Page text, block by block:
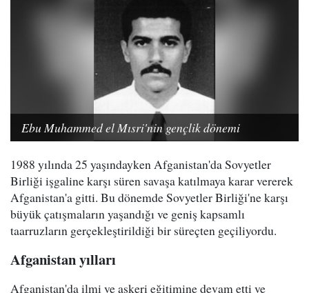
Ebu Muhammed el Mısri'nin gençlik dönemi
1988 yılında 25 yaşındayken Afganistan'da Sovyetler
Birliği işgaline karşı süren savaşa katılmaya karar vererek
Afganistan'a gitti. Bu dönemde Sovyetler Birliği'ne karşı
büyük çatışmaların yaşandığı ve geniş kapsamlı
taarruzların gerçekleştirildiği bir süreçten geçiliyordu.
Afganistan yılları
Afganistan'da ilmi ve askeri eğitimine devam etti ve